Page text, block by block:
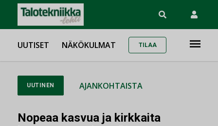
UUTISET NÄKÖKULMAT TILAA
UUTINEN AJANKOHTAISTA
Nopeaa kasvua ja kirkkaita